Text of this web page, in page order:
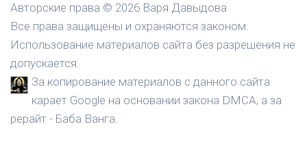
Авторские права © 2026 Варя Давыдова
Все права защищены и охраняются законом.
Использование материалов сайта без разрешения не
допускается.
За копирование материалов с данного сайта
карает Google на основании закона DMCA, а за
рерайт - Баба Ванга.